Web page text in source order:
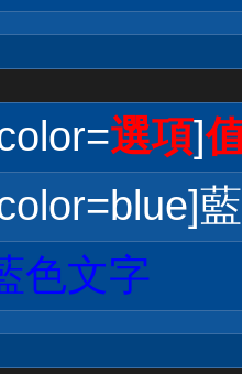
選項]
色文字